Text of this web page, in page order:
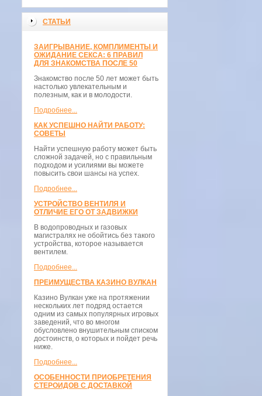
СТАТЬИ
ЗАИГРЫВАНИЕ, КОМПЛИМЕНТЫ И
ОЖИДАНИЕ СЕКСА: 6 ПРАВИЛ
ДЛЯ ЗНАКОМСТВА ПОСЛЕ 50
Знакомство после 50 лет может быть
настолько увлекательным и
полезным, как и в молодости.
Подробнее...
КАК УСПЕШНО НАЙТИ РАБОТУ:
СОВЕТЫ
Найти успешную работу может быть
сложной задачей, но с правильным
подходом и усилиями вы можете
повысить свои шансы на успех.
Подробнее...
УСТРОЙСТВО ВЕНТИЛЯ И
ОТЛИЧИЕ ЕГО ОТ ЗАДВИЖКИ
В водопроводных и газовых
магистралях не обойтись без такого
устройства, которое называется
вентилем.
Подробнее...
ПРЕИМУЩЕСТВА КАЗИНО ВУЛКАН
Казино Вулкан уже на протяжении
нескольких лет подряд остается
одним из самых популярных игровых
заведений, что во многом
обусловлено внушительным списком
достоинств, о которых и пойдет речь
ниже.
Подробнее...
ОСОБЕННОСТИ ПРИОБРЕТЕНИЯ
СТЕРОИДОВ С ДОСТАВКОЙ